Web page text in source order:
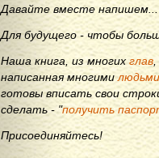
Давайте вместе напишем...
Для будущего - чтобы
Наша книга, из многихглав
написанная многимилюдьми
готовы вписать свои
сделать - "получить
Присоединяйтесь!